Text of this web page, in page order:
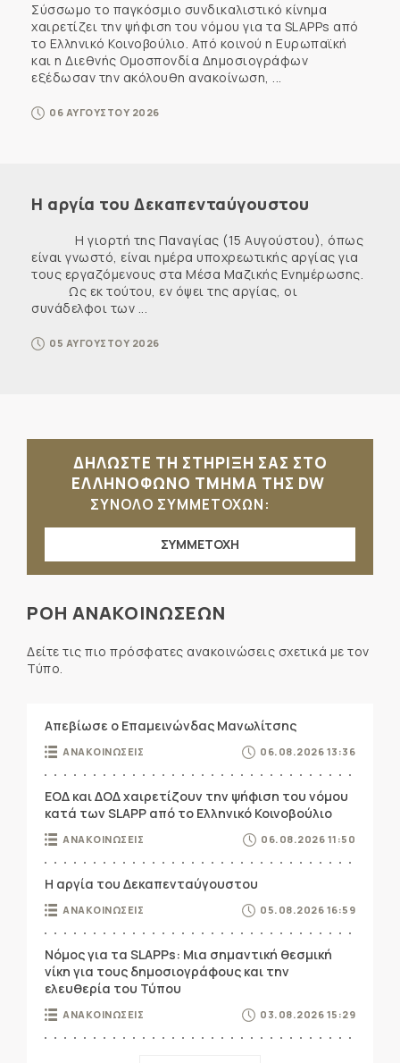
Σύσσωμο το παγκόσμιο συνδικαλιστικό κίνημα
χαιρετίζει την ψήφιση του νόμου για τα SLAPPs από
το Ελληνικό Κοινοβούλιο. Από κοινού η Ευρωπαϊκή
και η Διεθνής Ομοσπονδία Δημοσιογράφων
εξέδωσαν την ακόλουθη ανακοίνωση, ...
06 ΑΥΓΟΥΣΤΟΥ 2026
Η αργία του Δεκαπενταύγουστου
Η γιορτή της Παναγίας (15 Αυγούστου), όπως
είναι γνωστό, είναι ημέρα υποχρεωτικής αργίας για
τους εργαζόμενους στα Μέσα Μαζικής Ενημέρωσης.
Ως εκ τούτου, εν όψει της αργίας, οι
συνάδελφοι των ...
05 ΑΥΓΟΥΣΤΟΥ 2026
ΔΗΛΩΣΤΕ ΤΗ ΣΤΗΡΙΞΗ ΣΑΣ ΣΤΟ
ΕΛΛΗΝΟΦΩΝΟ ΤΜΗΜΑ ΤΗΣ DW
ΣΥΝΟΛΟ ΣΥΜΜΕΤΟΧΩΝ:
ΣΥΜΜΕΤΟΧΗ
ΡΟΗ ΑΝΑΚΟΙΝΩΣΕΩΝ
Δείτε τις πιο πρόσφατες ανακοινώσεις σχετικά με τον
Τύπο.
Απεβίωσε ο Επαμεινώνδας Μανωλίτσης
ΑΝΑΚΟΙΝΩΣΕΙΣ 06.08.2026 13:36
ΕΟΔ και ΔΟΔ χαιρετίζουν την ψήφιση του νόμου
κατά των SLAPP από το Ελληνικό Κοινοβούλιο
ΑΝΑΚΟΙΝΩΣΕΙΣ 06.08.2026 11:50
Η αργία του Δεκαπενταύγουστου
ΑΝΑΚΟΙΝΩΣΕΙΣ 05.08.2026 16:59
Νόμος για τα SLAPPs: Μια σημαντική θεσμική
νίκη για τους δημοσιογράφους και την
ελευθερία του Τύπου
ΑΝΑΚΟΙΝΩΣΕΙΣ 03.08.2026 15:29